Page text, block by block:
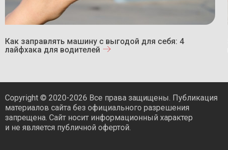
Как заправлять машину с выгодой для себя: 4
лайфхака для водителей
Copyright © 2020-2026 Все права защищены. Публикация
материалов сайта без официального разрешения
запрещена. Сайт носит информационный характер
и не является публичной офертой.